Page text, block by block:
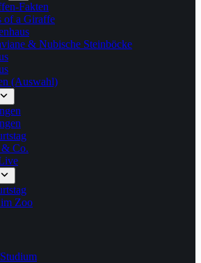
Fakten
of a Giraffe
& Nubische Steinböcke
(Auswahl)
& Co.
Zoo